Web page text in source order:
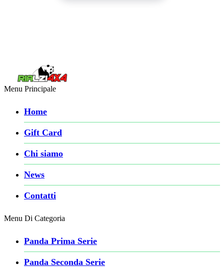
Menu Principale
Home
Gift Card
Chi siamo
News
Contatti
Menu Di Categoria
Panda Prima Serie
Panda Seconda Serie